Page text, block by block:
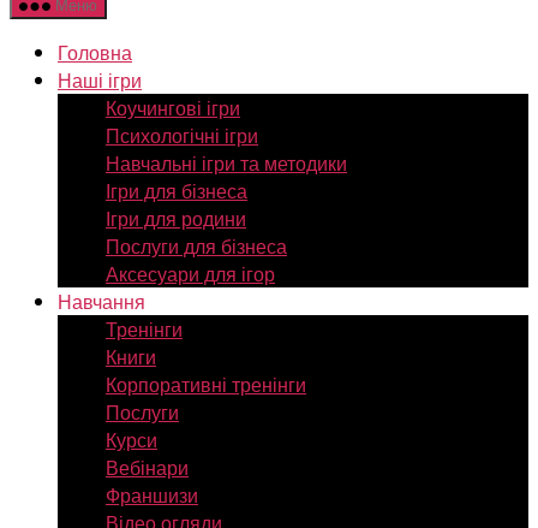
Меню
Головна
Наші ігри
Коучингові ігри
Психологічні ігри
Навчальні ігри та методики
Ігри для бізнеса
Ігри для родини
Послуги для бізнеса
Аксесуари для ігор
Навчання
Тренінги
Книги
Корпоративні тренінги
Послуги
Курси
Вебінари
Франшизи